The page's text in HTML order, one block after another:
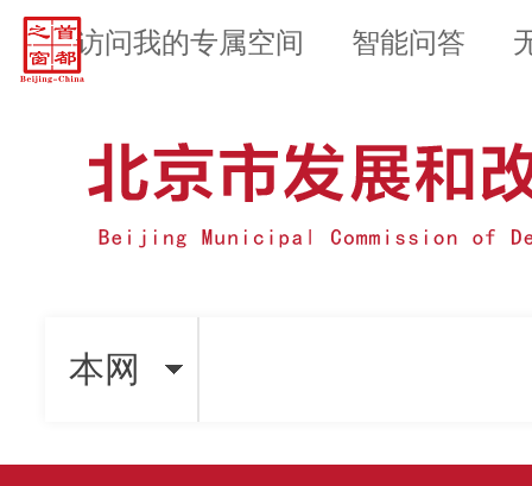
访问我的专属空间 智能问答
本网